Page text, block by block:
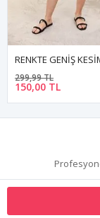
150,00 TL
299,99 TL